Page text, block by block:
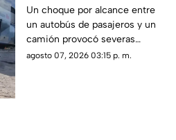
carretera deja un
conductor prensado y
dos heridos
Un choque por alcance entre
un autobús de pasajeros y un
camión provocó severas
afectaciones viales. El
agosto 07, 2026 03:15 p. m.